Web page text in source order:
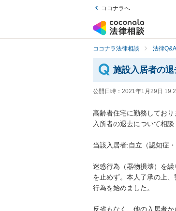
ココナラへ
ココナラ法律相談 法律Q&A
施設入居者の退
公開日時： 2021年1月29日
高齢者住宅に勤務しており
入所者の退去について相談
当該入居者:自立（認知症
迷惑行為（器物損壊）を
を止めず。本人了承の上
行為を始めました。
反省もなく、他の入居者